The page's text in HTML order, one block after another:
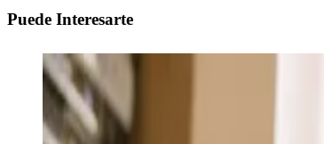
Puede Interesarte